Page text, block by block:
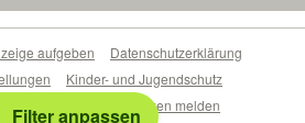
Filter anpassen
aufgeben
Datenschutzerklärung
Kinder- und Jugendschutz
Sicherheitslücken melden